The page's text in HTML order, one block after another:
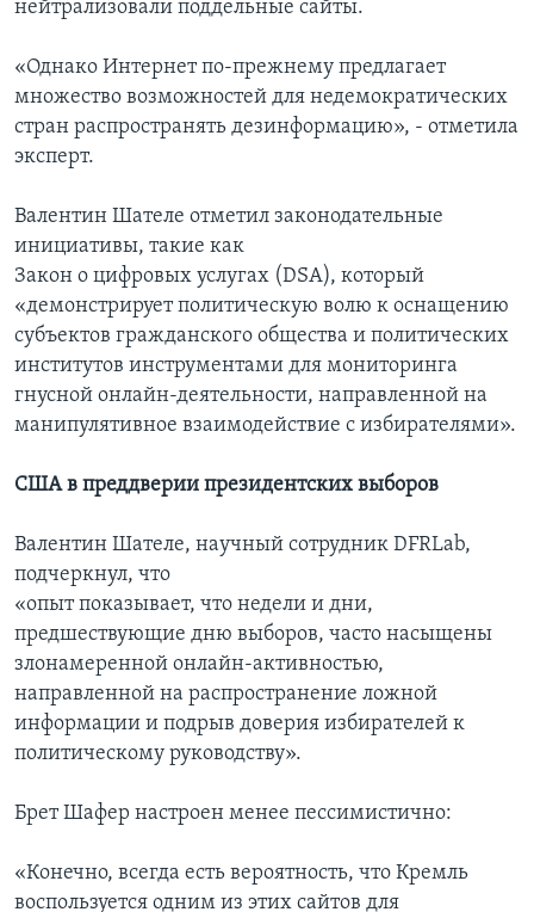
нейтрализовали поддельные сайты.
«Однако Интернет по-прежнему предлагает
множество возможностей для недемократических
стран распространять дезинформацию», - отметила
эксперт.
Валентин Шателе отметил законодательные
инициативы, такие как
Закон о цифровых услугах (DSA), который
«демонстрирует политическую волю к оснащению
субъектов гражданского общества и политических
институтов инструментами для мониторинга
гнусной онлайн-деятельности, направленной на
манипулятивное взаимодействие с избирателями».
США в преддверии президентских выборов
Валентин Шателе, научный сотрудник DFRLab,
подчеркнул, что
«опыт показывает, что недели и дни,
предшествующие дню выборов, часто насыщены
злонамеренной онлайн-активностью,
направленной на распространение ложной
информации и подрыв доверия избирателей к
политическому руководству».
Брет Шафер настроен менее пессимистично:
«Конечно, всегда есть вероятность, что Кремль
воспользуется одним из этих сайтов для